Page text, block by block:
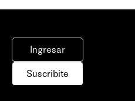
Ingresar
Suscribite